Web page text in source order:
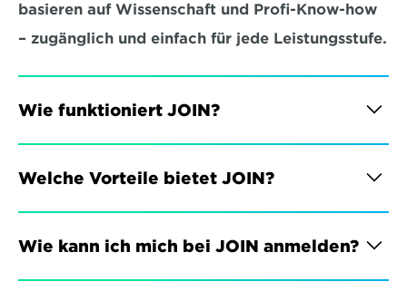
basieren auf Wissenschaft und Profi-Know-how
– zugänglich und einfach für jede Leistungsstufe.
Wie funktioniert JOIN?
Welche Vorteile bietet JOIN?
Wie kann ich mich bei JOIN anmelden?